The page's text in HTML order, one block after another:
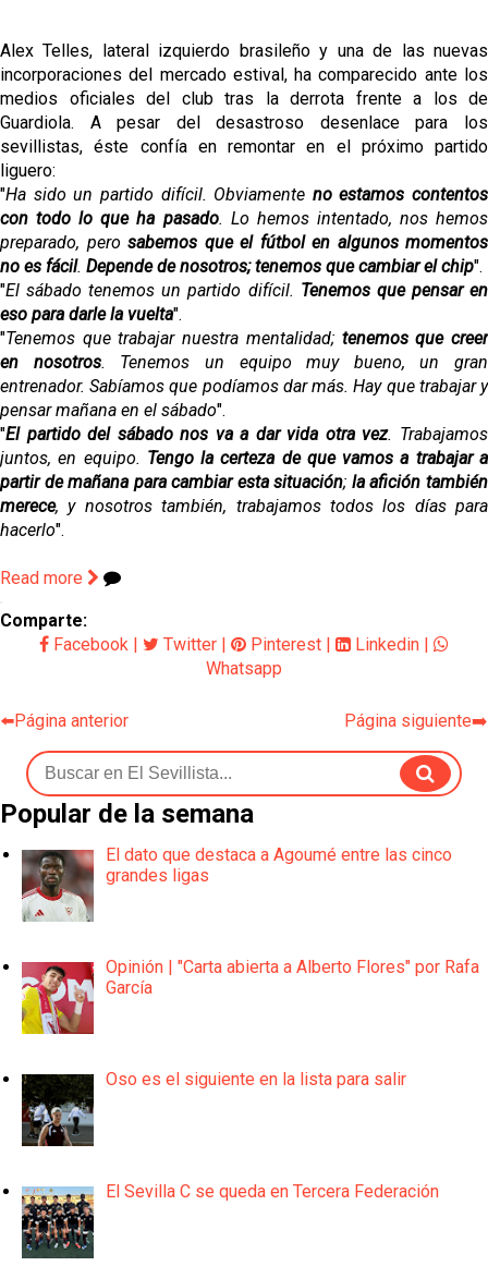
Alex Telles, lateral izquierdo brasileño y una de las nuevas
incorporaciones del mercado estival, ha comparecido ante los
medios oficiales del club tras la derrota frente a los de
Guardiola. A pesar del desastroso desenlace para los
sevillistas, éste confía en remontar en el próximo partido
liguero:
"Ha sido un partido difícil. Obviamente no estamos contentos
con todo lo que ha pasado. Lo hemos intentado, nos hemos
preparado, pero sabemos que el fútbol en algunos momentos
no es fácil. Depende de nosotros; tenemos que cambiar el chip".
"El sábado tenemos un partido difícil. Tenemos que pensar en
eso para darle la vuelta".
"Tenemos que trabajar nuestra mentalidad;tenemos que creer
en nosotros. Tenemos un equipo muy bueno, un gran
entrenador. Sabíamos que podíamos dar más. Hay que trabajar y
pensar mañana en el sábado".
"El partido del sábado nos va a dar vida otra vez. Trabajamos
juntos, en equipo. Tengo la certeza de que vamos a trabajar a
partir de mañana para cambiar esta situación; la afición también
merece, y nosotros también, trabajamos todos los días para
hacerlo".
Read more
Comparte:
Facebook | Twitter | Pinterest | Linkedin |
Whatsapp
⬅️Página anterior Página siguiente➡️
Popular de la semana
El dato que destaca a Agoumé entre las cinco
grandes ligas
Opinión | "Carta abierta a Alberto Flores" por Rafa
García
Oso es el siguiente en la lista para salir
El Sevilla C se queda en Tercera Federación